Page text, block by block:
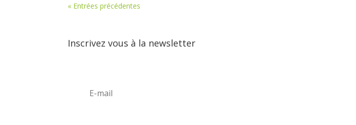
« Entrées précédentes
Inscrivez vous à la newsletter